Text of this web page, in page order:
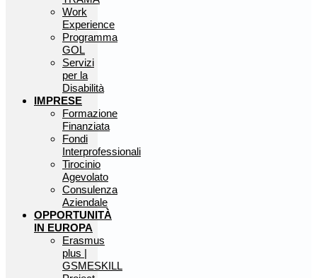
Work
Experience
Programma
GOL
Servizi
per la
Disabilità
IMPRESE
Formazione
Finanziata
Fondi
Interprofessionali
Tirocinio
Agevolato
Consulenza
Aziendale
OPPORTUNITÀ
IN EUROPA
Erasmus
plus |
GSMESKILL